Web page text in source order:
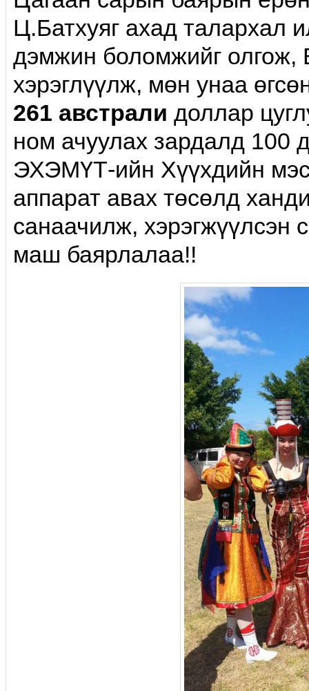
Ц.Батхуяг ахад талархал
дэмжин боломжийг олгож,
хэрэглүүлж, мөн унаа
261 австрали доллар
ном ачуулах зардалд 100
ЭХЭМҮТ-ийн Хүүхдийн
аппарат авах төсөлд
санаачилж, хэрэгжүүлсэн
маш баярлалаа!!